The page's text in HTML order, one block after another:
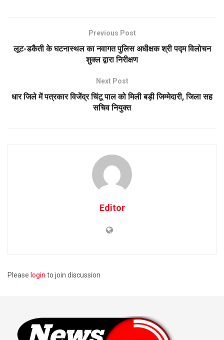
Previous Post
लूट-डकैती के घटनास्थल का नवागत पुलिस अधीक्षक श्री पद्म विलोचन
शुक्ल द्वारा निरीक्षण
Next Post
धार जिले में पत्रकार विजेंद्र चिंटू पाल को मिली बड़ी जिम्मेदारी, जिला सह
सचिव नियुक्त
Editor
Please login to join discussion